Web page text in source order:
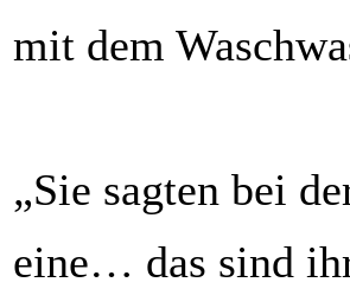
mit dem
„Sie sagten bei
eine… das sind